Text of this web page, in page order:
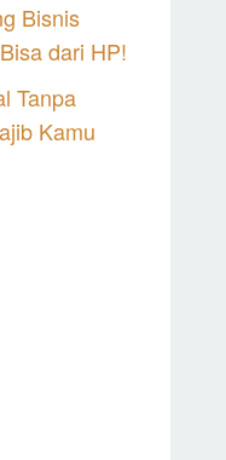
Bisnis
dari HP!
Tanpa
Kamu